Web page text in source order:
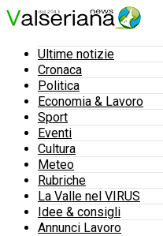
Ultime notizie
Cronaca
Politica
Economia & Lavoro
Sport
Eventi
Cultura
Meteo
Rubriche
La Valle nel VIRUS
Idee & consigli
Annunci Lavoro